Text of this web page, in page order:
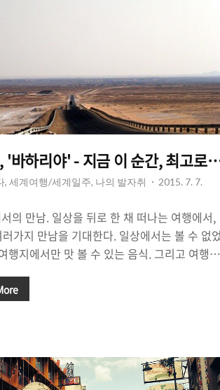
핑.
'바하리야' - 지금 이 순간, 최고로
, 세계여행/세계일주, 나의 발자취
2015. 7. 7.
의 만남. 일상을 뒤로 한 채 떠나는 여행에서,
가지 만남을 기대한다. 일상에서는 볼 수 없었
행지에서만 맛 볼 수 있는 음식. 그리고 여행지
여행을 더욱 즐겁고, 풍성하게 만든다. 기대로
여행은 우리들을 좀 더 관대하고 호의적인 사
어주는 힘이 있기에, 다른 사람과의 만남은